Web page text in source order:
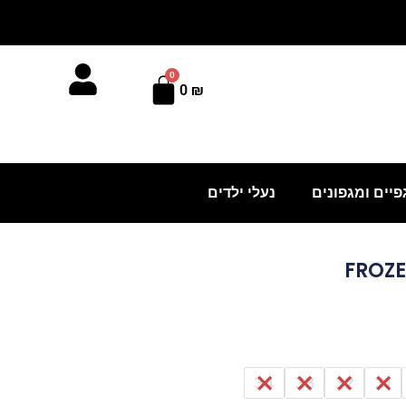
0 ₪
0
עגלת
ומגפונים נעלי ילדים
31
32
33
34